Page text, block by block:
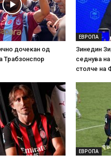
дочекан од
Трабзонспор
ЕВРОПА
Зинедин
седнува
столче на
ЕВРОПА